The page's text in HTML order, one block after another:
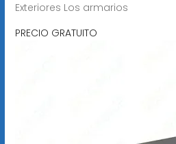
Exteriores Los armarios
PRECIO GRATUITO